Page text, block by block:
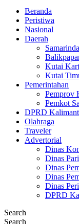
Beranda
Peristiwa
Nasional
Daerah
Samarinda
Kutai
Kutai
Pemerintahan
Pemprov
Pemkot
DPRD
Olahraga
Traveler
Advertorial
Dinas
Dinas
Dinas
Dinas
Dinas
DPRD
Search
Search